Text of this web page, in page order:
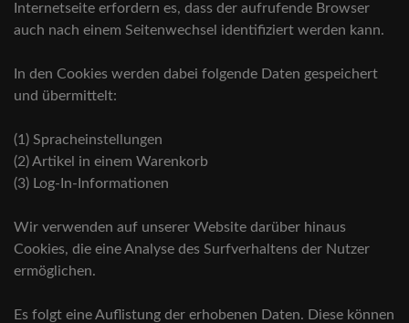
Internetseite erfordern es, dass der aufrufende Browser
auch nach einem Seitenwechsel identifiziert werden kann.
In den Cookies werden dabei folgende Daten gespeichert
und übermittelt:
(1) Spracheinstellungen
(2) Artikel in einem Warenkorb
(3) Log-In-Informationen
Wir verwenden auf unserer Website darüber hinaus
Cookies, die eine Analyse des Surfverhaltens der Nutzer
ermöglichen.
Es folgt eine Auflistung der erhobenen Daten. Diese können